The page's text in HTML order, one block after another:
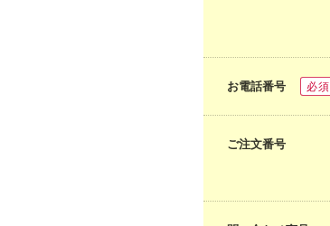
お電話番号 必須
ご注文番号